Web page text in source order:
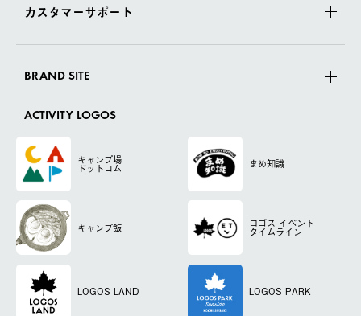
カスタマーサポート
BRAND SITE
ACTIVITY LOGOS
キャンプ場
ドットコム まめ知識
キャンプ飯 ロゴス イベント
タイムライン
LOGOS LAND LOGOS PARK